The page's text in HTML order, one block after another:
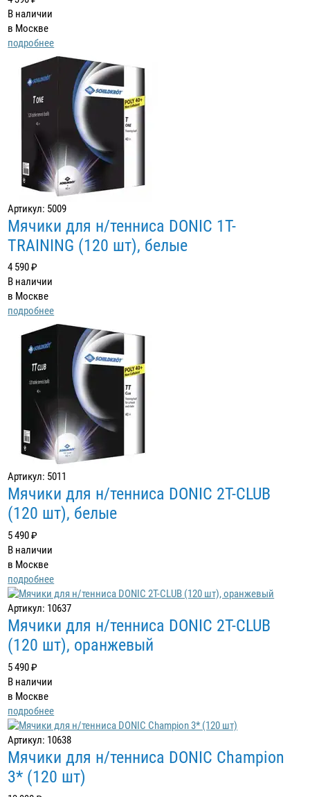
В наличии
в Москве
подробнее
Артикул: 5009
Мячики для н/тенниса DONIC 1T-
TRAINING (120 шт), белые
4 590 ₽
В наличии
в Москве
подробнее
Артикул: 5011
Мячики для н/тенниса DONIC 2T-CLUB
(120 шт), белые
5 490 ₽
В наличии
в Москве
подробнее
Артикул: 10637
Мячики для н/тенниса DONIC 2T-CLUB
(120 шт), оранжевый
5 490 ₽
В наличии
в Москве
подробнее
Артикул: 10638
Мячики для н/тенниса DONIC Champion
3* (120 шт)